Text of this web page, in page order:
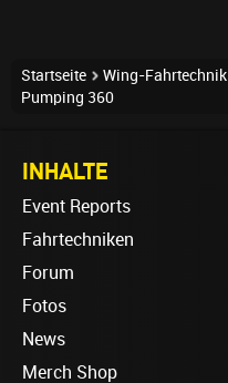
Startseite Wing-Fahrtechnik
Pumping 360
INHALTE
Event Reports
Fahrtechniken
Forum
Fotos
News
Merch Shop